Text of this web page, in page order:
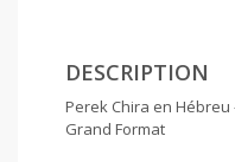
DESCRIPTION
Perek Chira en Hébreu
Grand Format